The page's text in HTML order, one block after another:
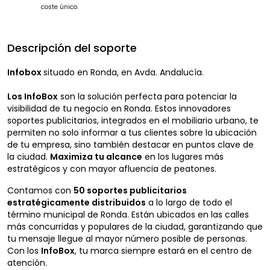
coste único.
Descripción del soporte
Infoboxsituado en Ronda, en Avda. Andalucía.
Los InfoBox son la solución perfecta para potenciar la
visibilidad de tu negocio en Ronda. Estos innovadores
soportes publicitarios, integrados en el mobiliario urbano, te
permiten no solo informar a tus clientes sobre la ubicación
de tu empresa, sino también destacar en puntos clave de
la ciudad. Maximiza tu alcance en los lugares más
estratégicos y con mayor afluencia de peatones.
Contamos con 50 soportes publicitarios
estratégicamente distribuidos a lo largo de todo el
término municipal de Ronda. Están ubicados en las calles
más concurridas y populares de la ciudad, garantizando que
tu mensaje llegue al mayor número posible de personas.
Con los InfoBox, tu marca siempre estará en el centro de
atención.